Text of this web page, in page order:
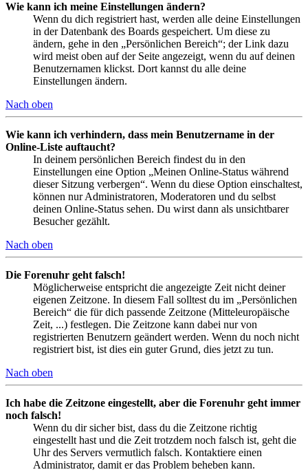
Wie kann ich meine Einstellungen ändern?
Wenn du dich registriert hast, werden alle deine Einstellungen
in der Datenbank des Boards gespeichert. Um diese zu
ändern, gehe in den „Persönlichen Bereich“; der Link dazu
wird meist oben auf der Seite angezeigt, wenn du auf deinen
Benutzernamen klickst. Dort kannst du alle deine
Einstellungen ändern.
Nach oben
Wie kann ich verhindern, dass mein Benutzername in der
Online-Liste auftaucht?
In deinem persönlichen Bereich findest du in den
Einstellungen eine Option „Meinen Online-Status während
dieser Sitzung verbergen“. Wenn du diese Option einschaltest,
können nur Administratoren, Moderatoren und du selbst
deinen Online-Status sehen. Du wirst dann als unsichtbarer
Besucher gezählt.
Nach oben
Die Forenuhr geht falsch!
Möglicherweise entspricht die angezeigte Zeit nicht deiner
eigenen Zeitzone. In diesem Fall solltest du im „Persönlichen
Bereich“ die für dich passende Zeitzone (Mitteleuropäische
Zeit, ...) festlegen. Die Zeitzone kann dabei nur von
registrierten Benutzern geändert werden. Wenn du noch nicht
registriert bist, ist dies ein guter Grund, dies jetzt zu tun.
Nach oben
Ich habe die Zeitzone eingestellt, aber die Forenuhr geht immer
noch falsch!
Wenn du dir sicher bist, dass du die Zeitzone richtig
eingestellt hast und die Zeit trotzdem noch falsch ist, geht die
Uhr des Servers vermutlich falsch. Kontaktiere einen
Administrator, damit er das Problem beheben kann.